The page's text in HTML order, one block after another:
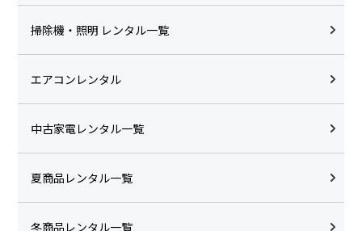
掃除機・照明 レンタル一覧
エアコンレンタル
中古家電レンタル一覧
夏商品レンタル一覧
冬商品レンタル一覧